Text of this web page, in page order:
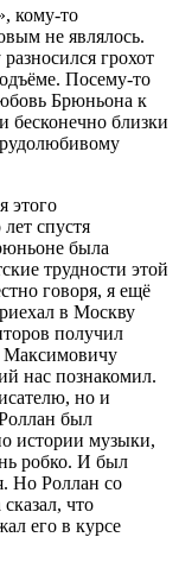
кому-то
не являлось.
грохот
Посему-то
Брюньона к
близки
этого
спустя
была
трудности этой
говоря, я ещё
в Москву
получил
Максимовичу
нас познакомил.
но и
был
истории музыки,
робко. И был
Но Роллан со
что
его в курсе